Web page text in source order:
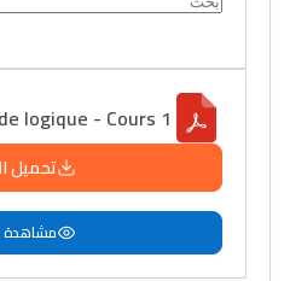
logique - Cours 1
تحميل
مشاهدة